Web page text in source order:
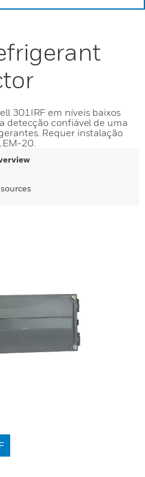
301IRF em níveis baixos
detecção confiável de uma
Requer instalação
20.